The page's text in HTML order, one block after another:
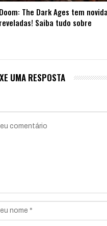
Doom: The Dark Ages tem
reveladas! Saiba tudo sobre
UMA RESPOSTA